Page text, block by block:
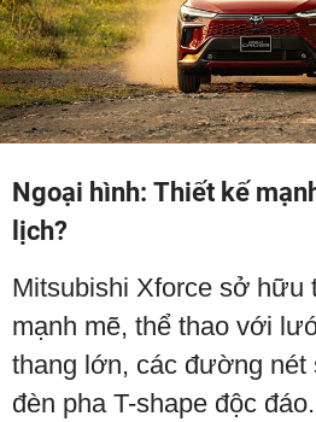
Ngoại hình: Thiết kế
lịch?
Mitsubishi Xforce sở hữu
mạnh mẽ, thể thao với
thang lớn, các đường nét
đèn pha T-shape độc